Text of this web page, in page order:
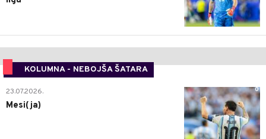
KOLUMNA - NEBOJŠA ŠATARA
0
23.07.2026.
Mesi(ja)